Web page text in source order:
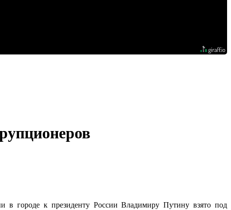
в городе к президенту России Владимиру Путину взято под